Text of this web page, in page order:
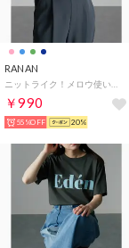
RANAN
￥990
55%OFF 20%